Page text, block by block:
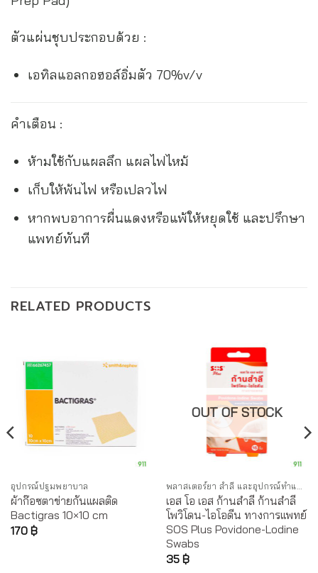
ตัวแผ่นชุบประกอบด้วย :
เอทิลแอลกอฮอล์อิ่มตัว 70%v/v
คำเตือน :
ห้ามใช้กับแผลลึก แผลไฟไหม้
เก็บให้พ้นไฟ หรือเปลวไฟ
หากพบอาการผื่นแดงหรือแพ้ให้หยุดใช้ และปรึกษา
แพทย์ทันที
RELATED PRODUCTS
อุปกรณ์ปฐมพยาบาล
ผ้าก๊อซตาข่ายกันแผลติด
Bactigras 10×10 cm
170 ฿
OUT OF STOCK
เอส โอ เอส ก้านสำลี ก้านสำลี
โพวิโดน-ไอโอดีน ทางการแพทย์
SOS Plus Povidone-Lodine
Swabs
35 ฿